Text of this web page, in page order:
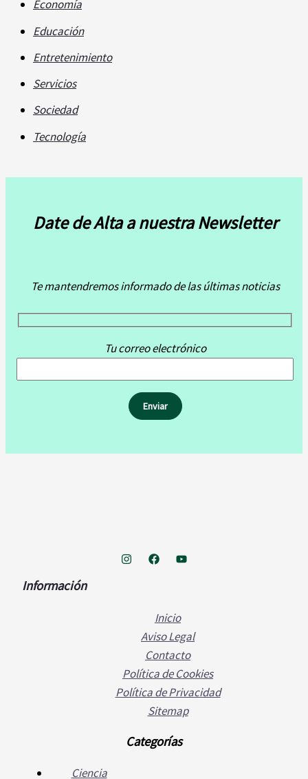
Economía
Educación
Entretenimiento
Servicios
Sociedad
Tecnología
Date de Alta a nuestra Newsletter
Te mantendremos informado de las últimas noticias
Tu correo electrónico
Información
Inicio
Aviso Legal
Contacto
Política de Cookies
Política de Privacidad
Sitemap
Categorías
Ciencia